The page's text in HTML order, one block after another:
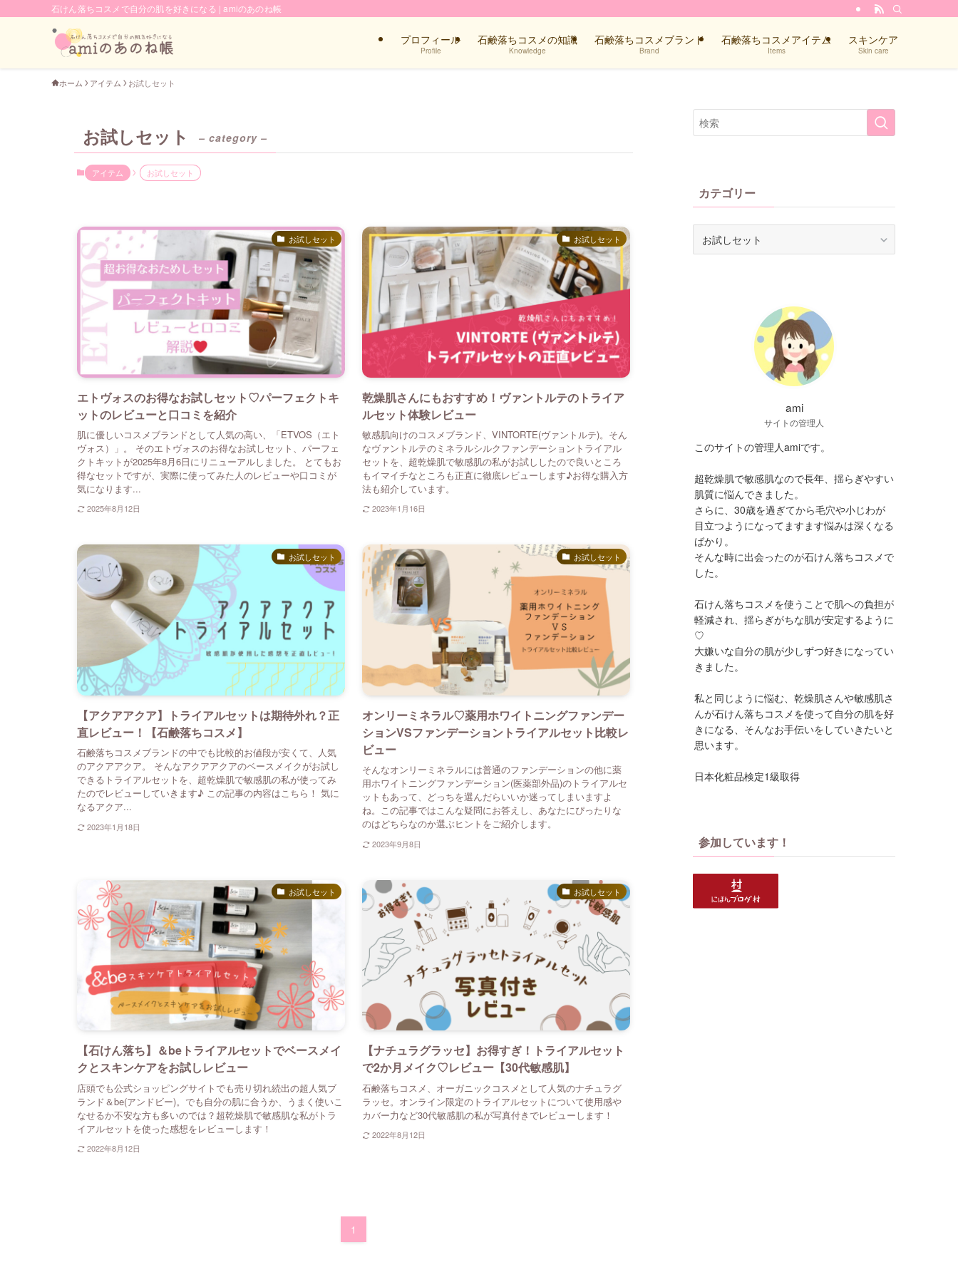
石けん落ちコスメで自分の肌を好きになる | amiのあのね帳
プロフィール
Profile
石鹸落ちコスメの知識
Knowledge
石鹸落ちコスメブランド
Brand
石鹸落ちコスメアイテム
Items
スキンケア
Skin care
ホーム アイテム お試しセット
お試しセット – category –
アイテム お試しセット
お試しセット
エトヴォスのお得なお試しセット♡パーフェクトキ
ットのレビューと口コミを紹介
肌に優しいコスメブランドとして人気の高い、「ETVOS（エト
ヴォス）」。 そのエトヴォスのお得なお試しセット、パーフェ
クトキットが2025年8月6日にリニューアルしました。 とてもお
得なセットですが、実際に使ってみた人のレビューや口コミが
気になります...
2025年8月12日
お試しセット
乾燥肌さんにもおすすめ！ヴァントルテのトライア
ルセット体験レビュー
敏感肌向けのコスメブランド、VINTORTE(ヴァントルテ)。そん
なヴァントルテのミネラルシルクファンデーショントライアル
セットを、超乾燥肌で敏感肌の私がお試ししたので良いところ
もイマイチなところも正直に徹底レビューします♪お得な購入方
法も紹介しています。
2023年1月16日
お試しセット
【アクアアクア】トライアルセットは期待外れ？正
直レビュー！【石鹸落ちコスメ】
石鹸落ちコスメブランドの中でも比較的お値段が安くて、人気
のアクアアクア。 そんなアクアアクアのベースメイクがお試し
できるトライアルセットを、超乾燥肌で敏感肌の私が使ってみ
たのでレビューしていきます♪ この記事の内容はこちら！ 気に
なるアクア...
2023年1月18日
お試しセット
オンリーミネラル♡薬用ホワイトニングファンデー
ションVSファンデーショントライアルセット比較レ
ビュー
そんなオンリーミネラルには普通のファンデーションの他に薬
用ホワイトニングファンデーション(医薬部外品)のトライアルセ
ットもあって、どっちを選んだらいいか迷ってしまいますよ
ね。この記事ではこんな疑問にお答えし、あなたにぴったりな
のはどちらなのか選ぶヒントをご紹介します。
2023年9月8日
お試しセット
【石けん落ち】＆beトライアルセットでベースメイ
クとスキンケアをお試しレビュー
店頭でも公式ショッピングサイトでも売り切れ続出の超人気ブ
ランド＆be(アンドビー)。でも自分の肌に合うか、うまく使いこ
なせるか不安な方も多いのでは？超乾燥肌で敏感肌な私がトラ
イアルセットを使った感想をレビューします！
2022年8月12日
お試しセット
【ナチュラグラッセ】お得すぎ！トライアルセット
で2か月メイク♡レビュー【30代敏感肌】
石鹸落ちコスメ、オーガニックコスメとして人気のナチュラグ
ラッセ。オンライン限定のトライアルセットについて使用感や
カバー力など30代敏感肌の私が写真付きでレビューします！
2022年8月12日
1
カテゴリー
ami
サイトの管理人
このサイトの管理人amiです。
超乾燥肌で敏感肌なので長年、揺らぎやすい
肌質に悩んできました。
さらに、30歳を過ぎてから毛穴や小じわが
目立つようになってますます悩みは深くなる
ばかり。
そんな時に出会ったのが石けん落ちコスメで
した。
石けん落ちコスメを使うことで肌への負担が
軽減され、揺らぎがちな肌が安定するように
♡
大嫌いな自分の肌が少しずつ好きになってい
きました。
私と同じように悩む、乾燥肌さんや敏感肌さ
んが石けん落ちコスメを使って自分の肌を好
きになる、そんなお手伝いをしていきたいと
思います。
日本化粧品検定1級取得
参加しています！